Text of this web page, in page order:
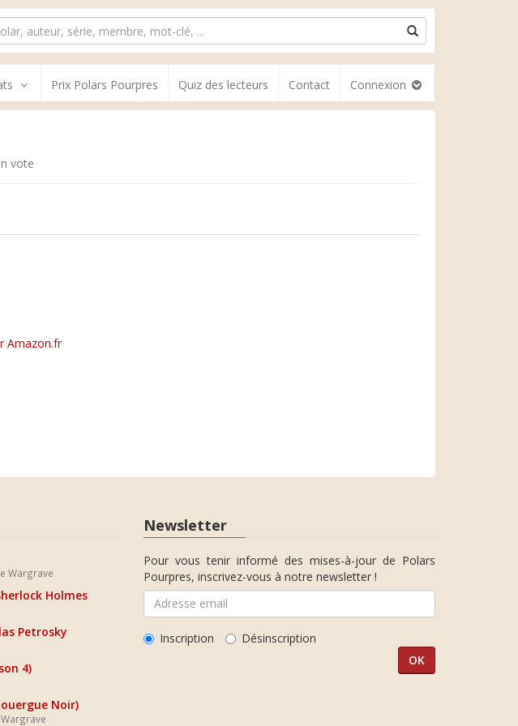
Prix Polars Pourpres Quiz des lecteurs Contact Connexion
vote
Amazon.fr
Wargrave
Holmes
Petrosky
4)
Noir)
Wargrave
Newsletter
Pour vous tenir informé des mises-à-jour de Polars
Pourpres, inscrivez-vous à notre newsletter !
Inscription Désinscription